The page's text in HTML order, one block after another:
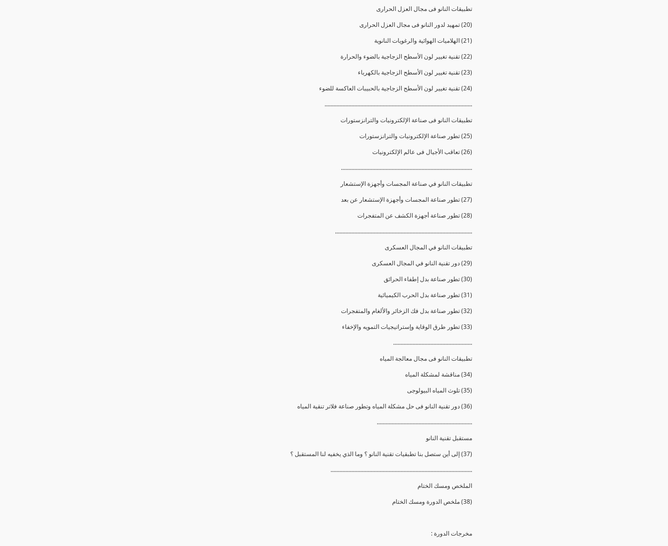
تطبيقات النانو فى مجال العزل الحرارى
(20) تمهيد لدور النانو فى مجال العزل الحرارى
(21) الهلاميات الهوائية والرغويات النانوية
(22) تقنية تغيير لون الأسطح الزجاجية بالضوء والحرارة
(23) تقنية تغيير لون الأسطح الزجاجية بالكهرباء
(24) تقنية تغيير لون الأسطح الزجاجية بالحبيبات العاكسة للضوء
...................................................................................................
تطبيقات النانو فى صناعة الإلكترونيات والترانزستورات
(25) تطور صناعة الإلكترونيات والترانزستورات
(26) تعاقب الأجيال فى عالم الإلكترونيات
........................................................................................
تطبيقات النانو في صناعة المجسات وأجهزة الإستشعار
(27) تطور صناعة المجسات وأجهزة الإستشعار عن بعد
(28) تطور صناعة أجهزة الكشف عن المتفجرات
............................................................................................
تطبيقات النانو في المجال العسكرى
(29) دور تقنية النانو في المجال العسكرى
(30) تطور صناعة بدل إطفاء الحرائق
(31) تطور صناعة بدل الحرب الكيميائية
(32) تطور صناعة بدل فك الزخائر والألغام والمتفجرات
(33) تطور طرق الوقاية وإستراتيجيات التمويه والإخفاء
.....................................................
تطبيقات النانو فى مجال معالجة المياه
(34) مناقشة لمشكلة المياه
(35) تلوث المياه البيولوجى
(36) دور تقنية النانو فى حل مشكلة المياه وتطور صناعة فلاتر تنقية المياه
................................................................
مستقبل تقنية النانو
(37) إلى أين ستصل بنا تطبقيات تقنية النانو ؟ وما الذي يخفيه لنا المستقبل ؟
...............................................................................................
الملخص ومسك الختام
(38) ملخص الدورة ومسك الختام
مخرجات الدورة :